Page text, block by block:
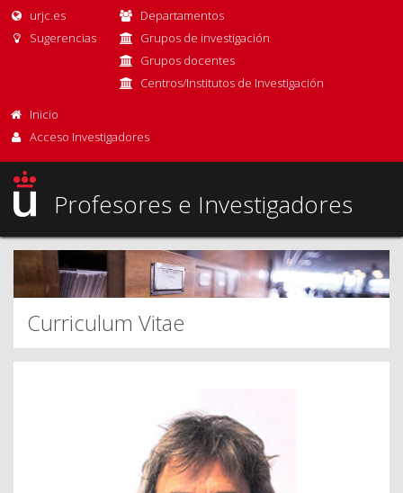
urjc.es
Sugerencias
Departamentos
Grupos de investigación
Grupos docentes
Centros/Institutos de Investigación
Inicio
Acceso Investigadores
Profesores e Investigadores
Curriculum Vitae